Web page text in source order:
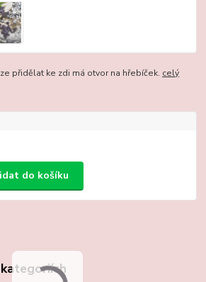
přidělat ke zdi má otvor na hřebíček. celý
do košíku